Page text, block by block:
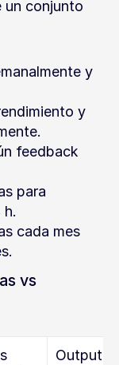
un conjunto
y
y
feedback
para
cada mes
vs
Output